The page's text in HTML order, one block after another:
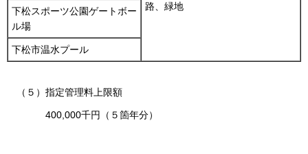
路、緑地
下松スポーツ公園ゲートボー
ル場
下松市温水プール
（５）指定管理料上限額
400,000千円（５箇年分）